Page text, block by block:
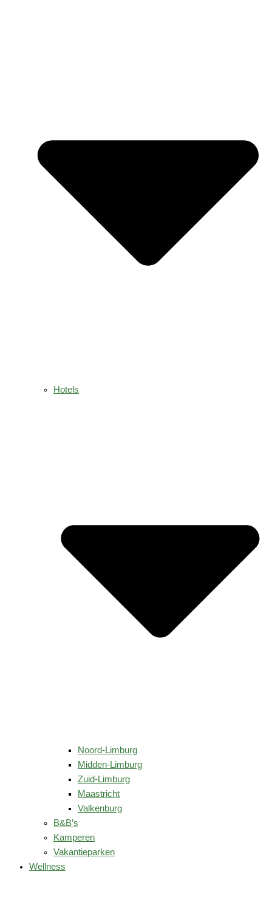
Hotels
Noord-Limburg
Midden-Limburg
Zuid-Limburg
Maastricht
Valkenburg
B&B’s
Kamperen
Vakantieparken
Wellness